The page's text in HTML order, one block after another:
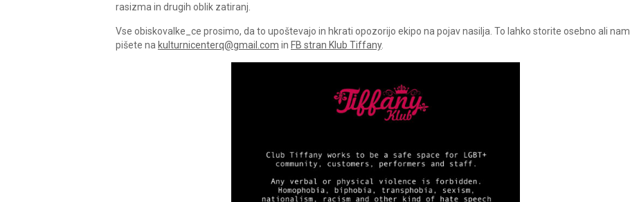
rasizma in drugih oblik zatiranj.
Vse obiskovalke_ce prosimo, da to upoštevajo in hkrati opozorijo ekipo na pojav nasilja. To lahko storite osebno ali nam
pišete na kulturnicenterq@gmail.com in FB stran Klub Tiffany.